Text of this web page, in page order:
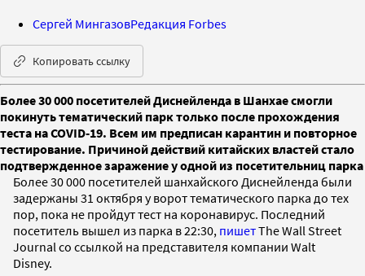
Сергей МингазовРедакция Forbes
Копировать ссылку
Более 30 000 посетителей Диснейленда в Шанхае смогли
покинуть тематический парк только после прохождения
теста на COVID-19. Всем им предписан карантин и повторное
тестирование. Причиной действий китайских властей стало
подтвержденное заражение у одной из посетительниц парка
Более 30 000 посетителей шанхайского Диснейленда были
задержаны 31 октября у ворот тематического парка до тех
пор, пока не пройдут тест на коронавирус. Последний
посетитель вышел из парка в 22:30, пишетThe Wall Street
Journal со ссылкой на представителя компании Walt
Disney.